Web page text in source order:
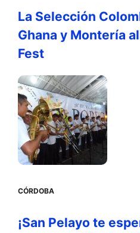
La Selección
Ghana y Montería
Fest
CÓRDOBA
¡San Pelayo te